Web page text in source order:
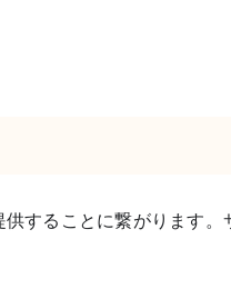
することに繋がります